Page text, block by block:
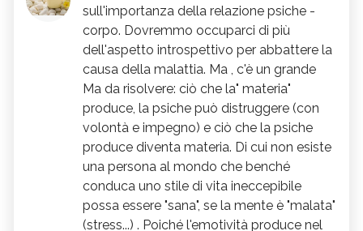
cronica è un infezione batterica recidivante,
ovvio il consulto urologico. Per quanto
riguarda l’approccio attraverso i Fiori di
Bach ti consiglio water violet , oppure,
sempre dal punto di vista fitoterapico, ti
indico di acquisire Serenoa e Echinacea.
Buon viaggio dentro te… Daniela Izzo
sull'importanza della relazione psiche -
corpo. Dovremmo occuparci di più
dell'aspetto introspettivo per abbattere la
causa della malattia. Ma , c'è un grande
Ma da risolvere: ciò che la" materia"
produce, la psiche può distruggere (con
volontà e impegno) e ciò che la psiche
produce diventa materia. Di cui non esiste
una persona al mondo che benché
conduca uno stile di vita ineccepibile
possa essere "sana", se la mente è "malata"
(stress...) . Poiché l'emotività produce nel